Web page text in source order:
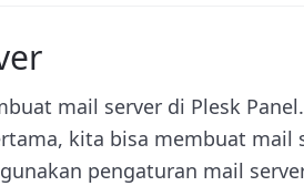
mail server di Plesk
kita bisa membuat mail
pengaturan mail